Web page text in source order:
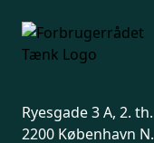
Ryesgade 3 A, 2. th.
2200 København N.